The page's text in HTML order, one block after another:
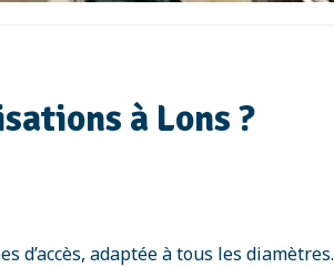
à Lons ?
adaptée à tous les diamètres.